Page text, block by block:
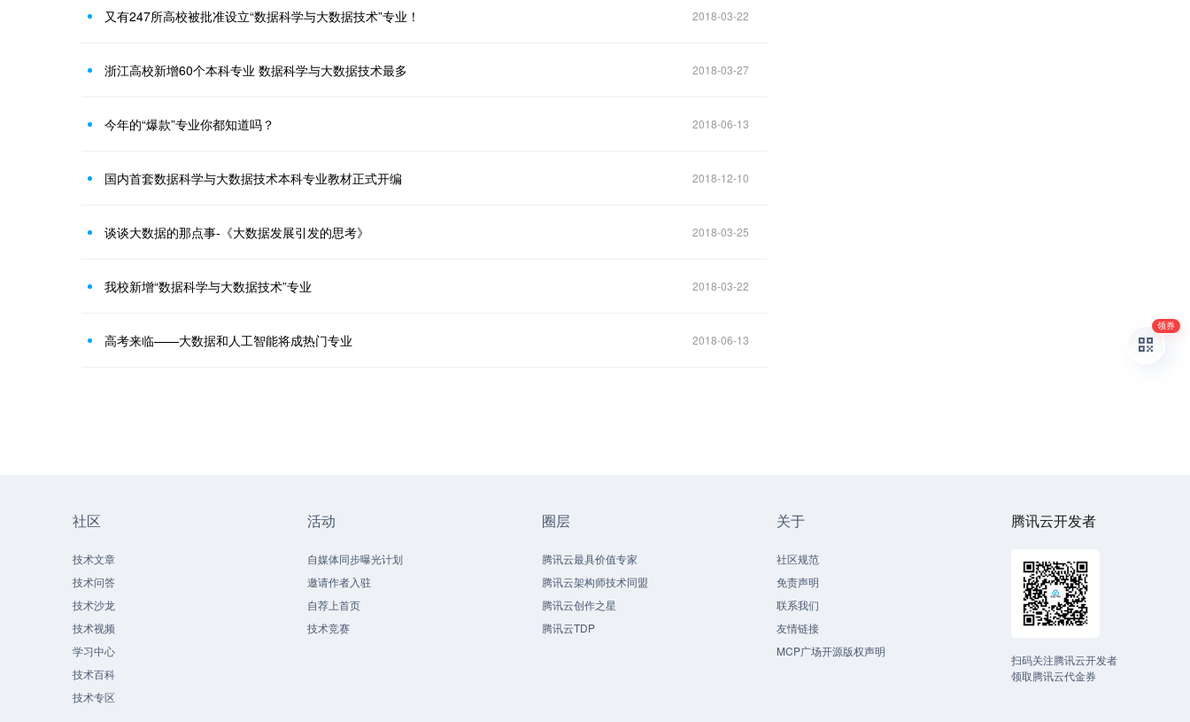
又有247所高校被批准设立“数据科学与大数据技术”专业！ 2018-03-22
浙江高校新增60个本科专业 数据科学与大数据技术最多 2018-03-27
今年的“爆款”专业你都知道吗？ 2018-06-13
国内首套数据科学与大数据技术本科专业教材正式开编 2018-12-10
谈谈大数据的那点事-《大数据发展引发的思考》 2018-03-25
我校新增“数据科学与大数据技术”专业 2018-03-22
高考来临——大数据和人工智能将成热门专业 2018-06-13
社区
技术文章
技术问答
技术沙龙
技术视频
学习中心
技术百科
技术专区
活动
自媒体同步曝光计划
邀请作者入驻
自荐上首页
技术竞赛
圈层
腾讯云最具价值专家
腾讯云架构师技术同盟
腾讯云创作之星
腾讯云TDP
关于
社区规范
免责声明
联系我们
友情链接
MCP广场开源版权声明
腾讯云开发者
扫码关注腾讯云开发者
领取腾讯云代金券
领券